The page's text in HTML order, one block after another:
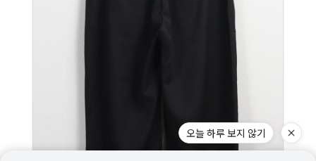
오늘 하루 보지 않기